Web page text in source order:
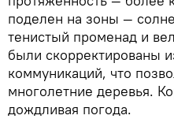
поделен на зоны —
тенистый променад и
были скорректированы
коммуникаций, что
многолетние деревья.
дождливая погода.